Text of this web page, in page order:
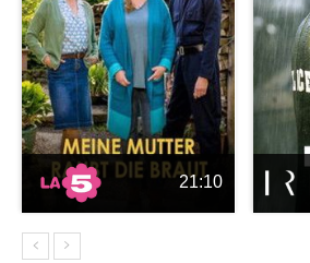
21:10